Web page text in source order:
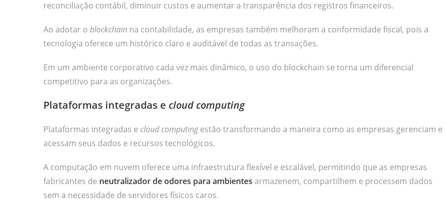
reconciliação contábil, diminuir custos e aumentar a transparência dos registros financeiros.
Ao adotar o blockchain na contabilidade, as empresas também melhoram a conformidade fiscal, pois a
tecnologia oferece um histórico claro e auditável de todas as transações.
Em um ambiente corporativo cada vez mais dinâmico, o uso do blockchain se torna um diferencial
competitivo para as organizações.
Plataformas integradas e cloud computing
Plataformas integradas e cloud computingestão transformando a maneira como as empresas gerenciam e
acessam seus dados e recursos tecnológicos.
A computação em nuvem oferece uma infraestrutura flexível e escalável, permitindo que as empresas
fabricantes de neutralizador de odores para ambientes armazenem, compartilhem e processem dados
sem a necessidade de servidores físicos caros.